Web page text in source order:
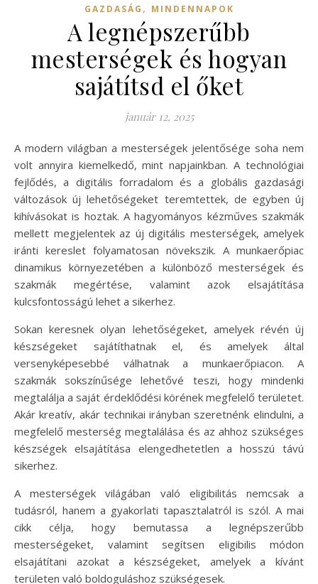
GAZDASÁG , MINDENNAPOK
A legnépszerűbb
mesterségek és hogyan
sajátítsd el őket
január 12, 2025
A modern világban a mesterségek jelentősége soha nem
volt annyira kiemelkedő, mint napjainkban. A technológiai
fejlődés, a digitális forradalom és a globális gazdasági
változások új lehetőségeket teremtettek, de egyben új
kihívásokat is hoztak. A hagyományos kézműves szakmák
mellett megjelentek az új digitális mesterségek, amelyek
iránti kereslet folyamatosan növekszik. A munkaerőpiac
dinamikus környezetében a különböző mesterségek és
szakmák megértése, valamint azok elsajátítása
kulcsfontosságú lehet a sikerhez.
Sokan keresnek olyan lehetőségeket, amelyek révén új
készségeket sajátíthatnak el, és amelyek által
versenyképesebbé válhatnak a munkaerőpiacon. A
szakmák sokszínűsége lehetővé teszi, hogy mindenki
megtalálja a saját érdeklődési körének megfelelő területet.
Akár kreatív, akár technikai irányban szeretnénk elindulni, a
megfelelő mesterség megtalálása és az ahhoz szükséges
készségek elsajátítása elengedhetetlen a hosszú távú
sikerhez.
A mesterségek világában való eligibilitás nemcsak a
tudásról, hanem a gyakorlati tapasztalatról is szól. A mai
cikk célja, hogy bemutassa a legnépszerűbb
mesterségeket, valamint segítsen eligibilis módon
elsajátítani azokat a készségeket, amelyek a kívánt
területen való boldoguláshoz szükségesek.